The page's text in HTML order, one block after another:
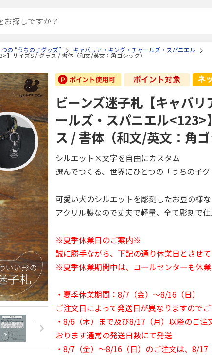
の “うちの子グッズ” キャバリア・キング・チャールズ・スパニエル
】サイズS / グラス / 書体（和文/英文：角ゴシック）
ビーンズ迷子札【キャバリ
ールズ・スパニエル<123>
ス / 書体（和文/英文：角ゴ
シルエット×文字を自由にカスタム
選んでつくる、世界にひとつの「うちの子グ
可愛い犬のシルエットを彫刻したお豆の様な
アクリル製なので丈夫で軽量、全て彫刻で仕
※夏季休業日のご案内※
誠に勝手ながら、下記の通り休業日とさせて
※夏季休業期間中は、コールセンターも休業
・夏季休業期間：8/7（金）～8/16（日）
ご注文日によって発送日が異なりますのでご
・8/6（木）まで及び8/17（月）以降のご注
おります通常の発送日数にて発送
・8/7（金）～8/16（日）のご注文は、8/